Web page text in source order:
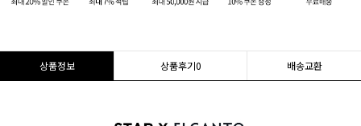
상품정보 상품후기0 배송교환